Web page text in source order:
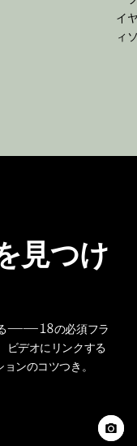
イ
ィ
見つけ
る――18の必須フラ
ビデオにリンクする
ンのコツつき。